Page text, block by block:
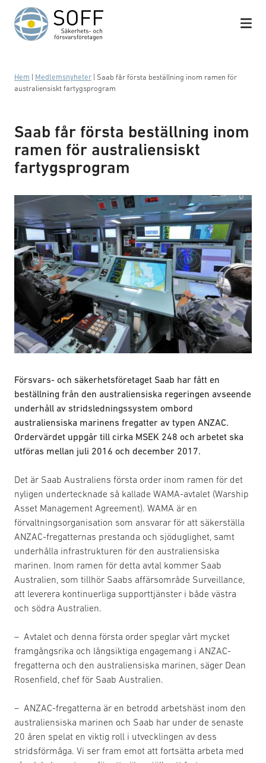
Hoppa till innehåll
Hem Medlemsnyheter
Saab får första beställning inom ramen för
australiensiskt fartygsprogram
Saab får första beställning inom
ramen för australiensiskt
fartygsprogram
Försvars- och säkerhetsföretaget Saab har fått en
beställning från den australiensiska regeringen avseende
underhåll av stridsledningssystem ombord
australiensiska marinens fregatter av typen ANZAC.
Ordervärdet uppgår till cirka MSEK 248 och arbetet ska
utföras mellan juli 2016 och december 2017.
Det är Saab Australiens första order inom ramen för det
nyligen undertecknade så kallade WAMA-avtalet (Warship
Asset Management Agreement). WAMA är en
förvaltningsorganisation som ansvarar för att säkerställa
ANZAC-fregatternas prestanda och sjöduglighet, samt
underhålla infrastrukturen för den australiensiska
marinen. Inom ramen för detta avtal kommer Saab
Australien, som tillhör Saabs affärsområde Surveillance,
att leverera kontinuerliga supporttjänster i både västra
och södra Australien.
– Avtalet och denna första order speglar vårt mycket
framgångsrika och långsiktiga engagemang i ANZAC-
fregatterna och den australiensiska marinen, säger Dean
Rosenfield, chef för Saab Australien.
– ANZAC-fregatterna är en betrodd arbetshäst inom den
australiensiska marinen och Saab har under de senaste
20 åren spelat en viktig roll i utvecklingen av dess
stridsförmåga. Vi ser fram emot att fortsätta arbeta med